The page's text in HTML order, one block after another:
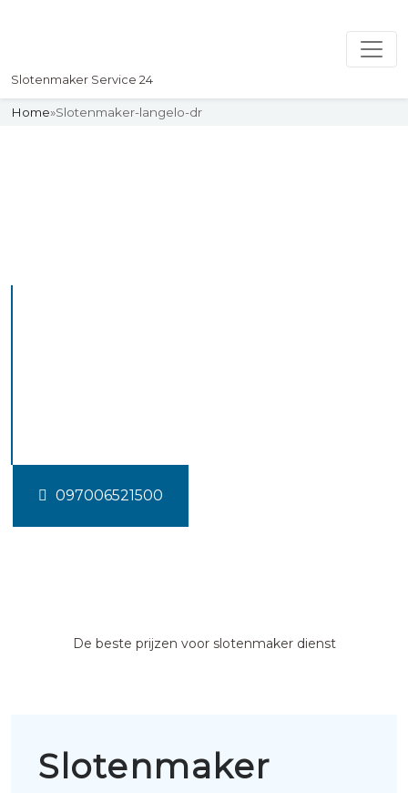
Slotenmaker Service 24
Home»Slotenmaker-langelo-dr
097006521500
De beste prijzen voor slotenmaker dienst
Slotenmaker